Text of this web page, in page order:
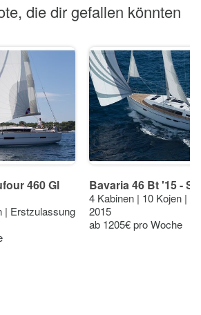
die dir gefallen könnten
460 Gl
| Erstzulassung
Bavaria 46 Bt '15 -
4 Kabinen | 10 Kojen |
2015
ab 1205€ pro Woche